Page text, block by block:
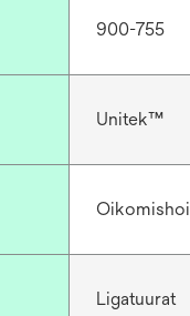
900-755
Unitek™
Ligatuurat